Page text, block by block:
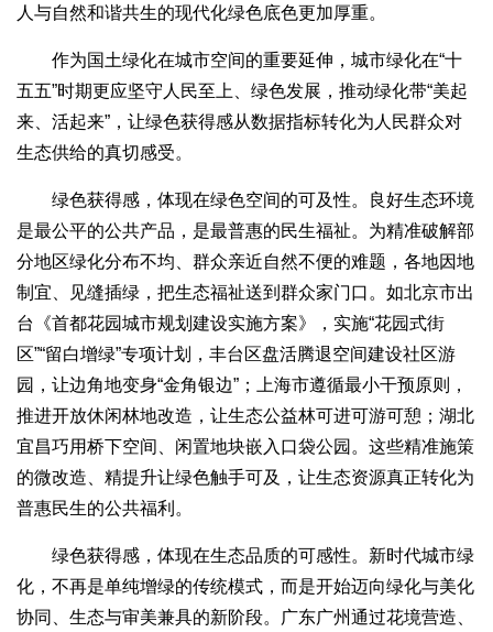
人与自然和谐共生的现代化绿色底色更加厚重。
作为国土绿化在城市空间的重要延伸，城市绿化在“十
五五”时期更应坚守人民至上、绿色发展，推动绿化带“美起
来、活起来”，让绿色获得感从数据指标转化为人民群众对
生态供给的真切感受。
绿色获得感，体现在绿色空间的可及性。良好生态环境
是最公平的公共产品，是最普惠的民生福祉。为精准破解部
分地区绿化分布不均、群众亲近自然不便的难题，各地因地
制宜、见缝插绿，把生态福祉送到群众家门口。如北京市出
台《首都花园城市规划建设实施方案》，实施“花园式街
区”“留白增绿”专项计划，丰台区盘活腾退空间建设社区游
园，让边角地变身“金角银边”；上海市遵循最小干预原则，
推进开放休闲林地改造，让生态公益林可进可游可憩；湖北
宜昌巧用桥下空间、闲置地块嵌入口袋公园。这些精准施策
的微改造、精提升让绿色触手可及，让生态资源真正转化为
普惠民生的公共福利。
绿色获得感，体现在生态品质的可感性。新时代城市绿
化，不再是单纯增绿的传统模式，而是开始迈向绿化与美化
协同、生态与审美兼具的新阶段。广东广州通过花境营造、